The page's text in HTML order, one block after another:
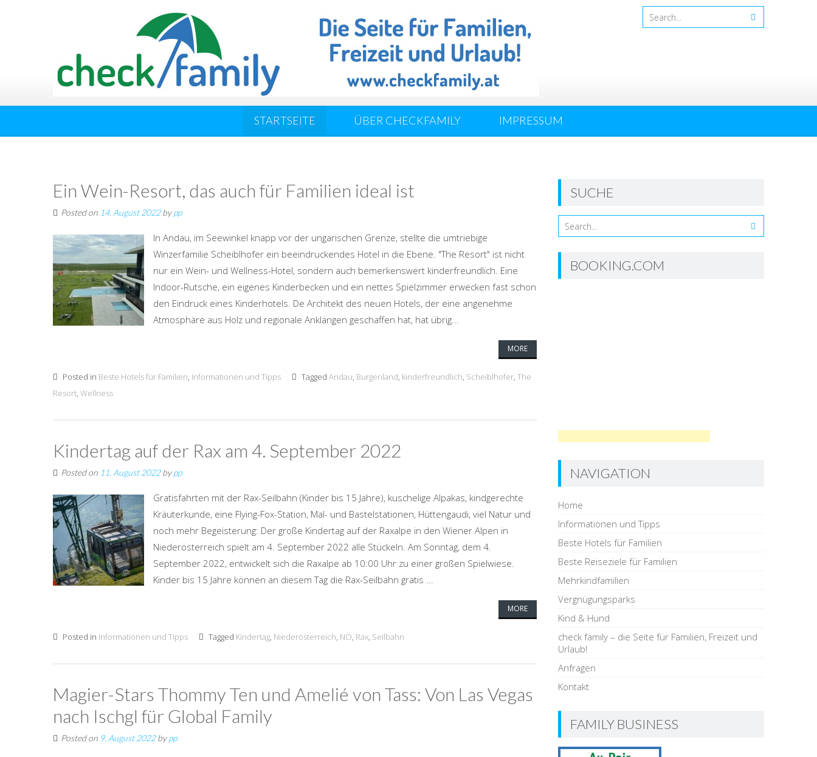
STARTSEITE ÜBER CHECKFAMILY IMPRESSUM
Ein Wein-Resort, das auch für Familien ideal ist
Posted on 14. August 2022bypp
In Andau, im Seewinkel knapp vor der ungarischen Grenze, stellte die umtriebige
Winzerfamilie Scheiblhofer ein beeindruckendes Hotel in die Ebene. "The Resort" ist nicht
nur ein Wein- und Wellness-Hotel, sondern auch bemerkenswert kinderfreundlich. Eine
Indoor-Rutsche, ein eigenes Kinderbecken und ein nettes Spielzimmer erwecken fast schon
den Eindruck eines Kinderhotels. De Architekt des neuen Hotels, der eine angenehme
Atmosphäre aus Holz und regionale Anklängen geschaffen hat, hat übrig...
MORE
Posted in Beste Hotels für Familien, Informationen und Tipps Tagged Andau, Burgenland, kinderfreundlich, Scheiblhofer, The
Resort, Wellness
Kindertag auf der Rax am 4. September 2022
Posted on 11. August 2022bypp
Gratisfahrten mit der Rax-Seilbahn (Kinder bis 15 Jahre), kuschelige Alpakas, kindgerechte
Kräuterkunde, eine Flying-Fox-Station, Mal- und Bastelstationen, Hüttengaudi, viel Natur und
noch mehr Begeisterung: Der große Kindertag auf der Raxalpe in den Wiener Alpen in
Niederösterreich spielt am 4. September 2022 alle Stückeln. Am Sonntag, dem 4.
September 2022, entwickelt sich die Raxalpe ab 10:00 Uhr zu einer großen Spielwiese.
Kinder bis 15 Jahre können an diesem Tag die Rax-Seilbahn gratis ...
MORE
Posted in Informationen und Tipps Tagged Kindertag, Niederösterreich, NÖ, Rax, Seilbahn
Magier-Stars Thommy Ten und Amelié von Tass: Von Las Vegas
nach Ischgl für Global Family
Posted on 9. August 2022bypp
SUCHE
BOOKING.COM
NAVIGATION
Home
Informationen und Tipps
Beste Hotels für Familien
Beste Reiseziele für Familien
Mehrkindfamilien
Vergnügungsparks
Kind & Hund
check family – die Seite für Familien, Freizeit und
Urlaub!
Anfragen
Kontakt
FAMILY BUSINESS